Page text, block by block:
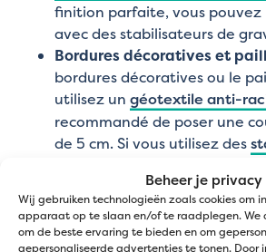
Beheer je privacy
Wij gebruiken technologieën zoals cookies om
apparaat op te slaan en/of te raadplegen. We
om de beste ervaring te bieden en om
gepersonaliseerde advertenties te tonen. Door
finition parfaite, vous pouvez
avec des stabilisateurs de
Bordures décoratives et
bordures décoratives ou le
utilisez un géotextile anti-
recommandé de poser une
de 5 cm. Si vous utilisez des
pour stabiliser le gravier, une
Quelle quantité de